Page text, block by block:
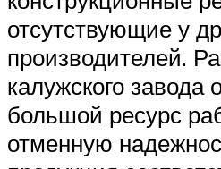
отсутствующие у
производителей.
калужского завода
большой ресурс
отменную